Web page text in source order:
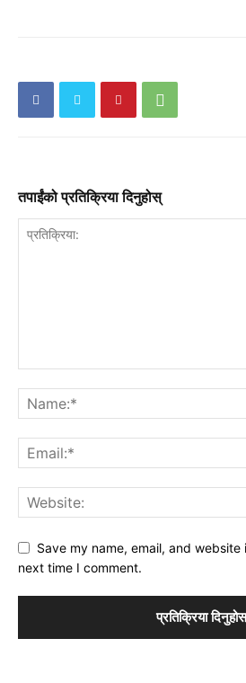
तपाईंको प्रतिक्रिया दिनुहोस्
Save my name, email, and
next time I comment.